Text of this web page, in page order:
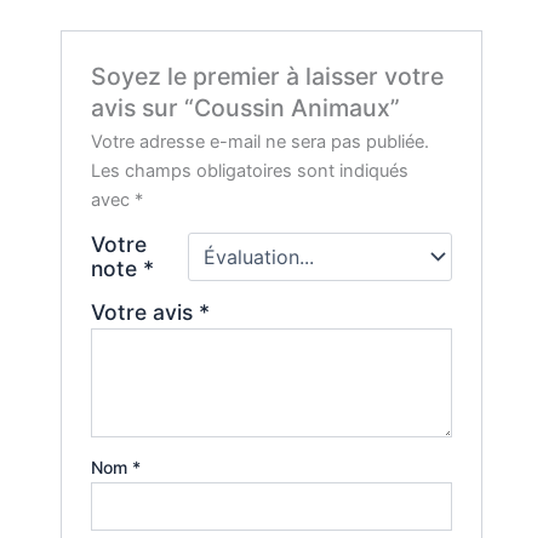
Soyez le premier à laisser votre
avis sur “Coussin Animaux”
Votre adresse e-mail ne sera pas publiée.
Les champs obligatoires sont indiqués
avec *
Votre
note *
Votre avis *
Nom *